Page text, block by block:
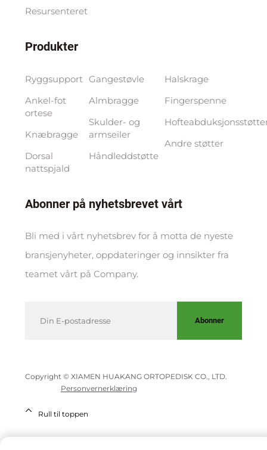
Resursenteret
Produkter
Ryggsupport
Ankel-fot
ortese
Knæbragge
Dorsal
nattspjald
Gangestøvle
Almbragge
Skulder- og
armseiler
Håndleddstøtte
Halskrage
Fingerspenne
Andre støtter
Abonner på nyhetsbrevet vårt
Bli med i vårt nyhetsbrev for å motta de nyeste
bransjenyheter, oppdateringer og innsikter fra
teamet vårt på Company.
Abonner
Copyright © XIAMEN HUAKANG ORTOPEDISK CO., LTD.
Personvernerklæring
Rull til toppen